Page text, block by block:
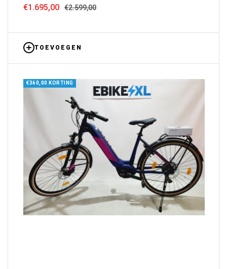
Sale
€1.695,00 Regular
€2.599,00
TOEVOEGEN
€360,00 KORTING